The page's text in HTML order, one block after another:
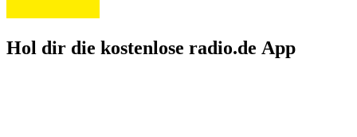
Hol dir die kostenlose radio.de App